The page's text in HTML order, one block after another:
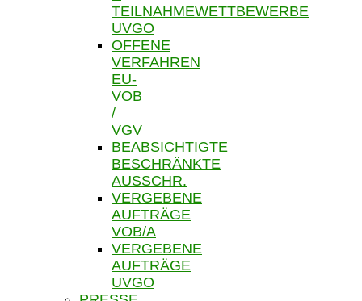
TEILNAHMEWETTBEWERBE
UVGO
OFFENE
VERFAHREN
EU-
VOB
/
VGV
BEABSICHTIGTE
BESCHRÄNKTE
AUSSCHR.
VERGEBENE
AUFTRÄGE
VOB/A
VERGEBENE
AUFTRÄGE
UVGO